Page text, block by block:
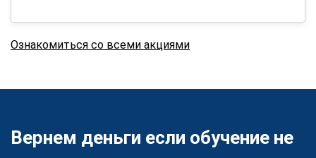
Ознакомиться со всеми акциями
Вернем деньги если обучение не